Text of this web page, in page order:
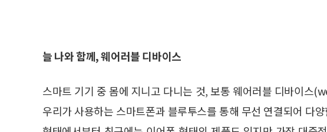
늘 나와 함께, 웨어러블 디바이스
스마트 기기 중 몸에 지니고 다니는 것, 보통 웨어러블 디바이스
우리가 사용하는 스마트폰과 블루투스를 통해 무선 연결되어 다